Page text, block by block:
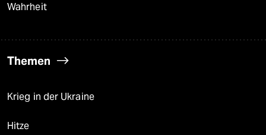
Wahrheit
Themen
Krieg in der Ukraine
Hitze